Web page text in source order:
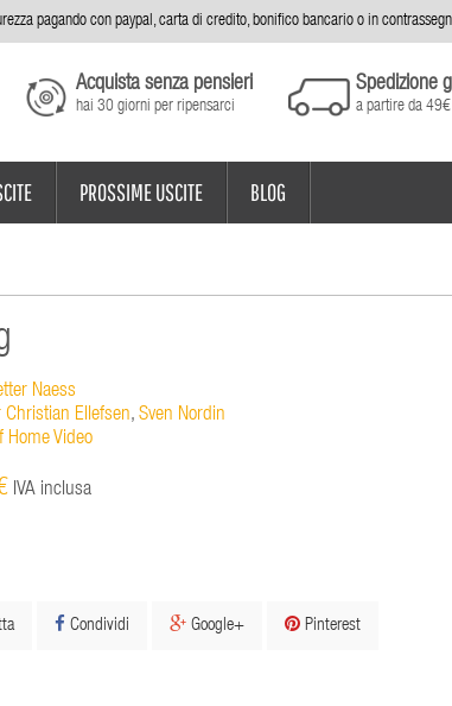
pagando con paypal, carta di credito, bonifico bancario o in
Acquista senza pensieri
hai 30 giorni per ripensarci
Spedizione
a partire da 49€
PROSSIME USCITE BLOG
Naess
Christian Ellefsen, Sven Nordin
Home Video
IVA inclusa
Condividi Google+ Pinterest